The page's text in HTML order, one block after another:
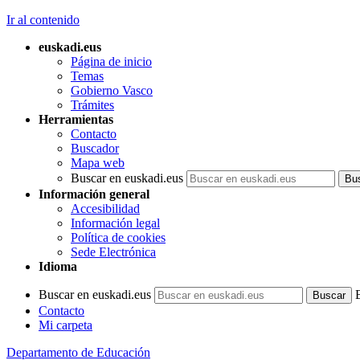
Ir al contenido
euskadi.eus
Página de inicio
Temas
Gobierno Vasco
Trámites
Herramientas
Contacto
Buscador
Mapa web
Buscar en euskadi.eus
Información general
Accesibilidad
Información legal
Política de cookies
Sede Electrónica
Idioma
Buscar en euskadi.eus
Contacto
Mi carpeta
Departamento de Educación